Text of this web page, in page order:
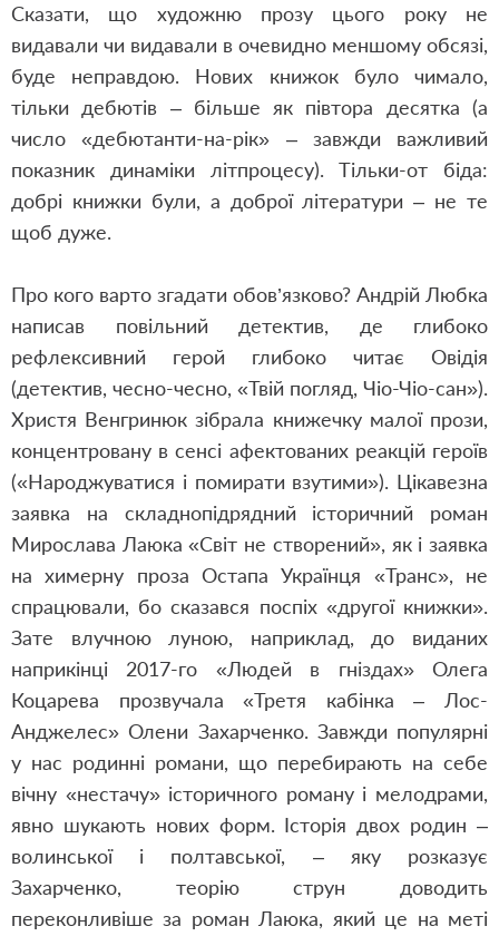
Сказати, що художню прозу цього року не
видавали чи видавали в очевидно меншому обсязі,
буде неправдою. Нових книжок було чимало,
тільки дебютів – більше як півтора десятка (а
число «дебютанти-на-рік» – завжди важливий
показник динаміки літпроцесу). Тільки-от біда:
добрі книжки були, а доброї літератури – не те
щоб дуже.
Про кого варто згадати обов’язково? Андрій Любка
написав повільний детектив, де глибоко
рефлексивний герой глибоко читає Овідія
(детектив, чесно-чесно, «Твій погляд, Чіо-Чіо-сан»).
Христя Венгринюк зібрала книжечку малої прози,
концентровану в сенсі афектованих реакцій героїв
(«Народжуватися і помирати взутими»). Цікавезна
заявка на складнопідрядний історичний роман
Мирослава Лаюка «Світ не створений», як і заявка
на химерну проза Остапа Українця «Транс», не
спрацювали, бо сказався поспіх «другої книжки».
Зате влучною луною, наприклад, до виданих
наприкінці 2017-го «Людей в гніздах» Олега
Коцарева прозвучала «Третя кабінка – Лос-
Анджелес» Олени Захарченко. Завжди популярні
у нас родинні романи, що перебирають на себе
вічну «нестачу» історичного роману і мелодрами,
явно шукають нових форм. Історія двох родин –
волинської і полтавської, – яку розказує
Захарченко, теорію струн доводить
переконливіше за роман Лаюка, який це на меті